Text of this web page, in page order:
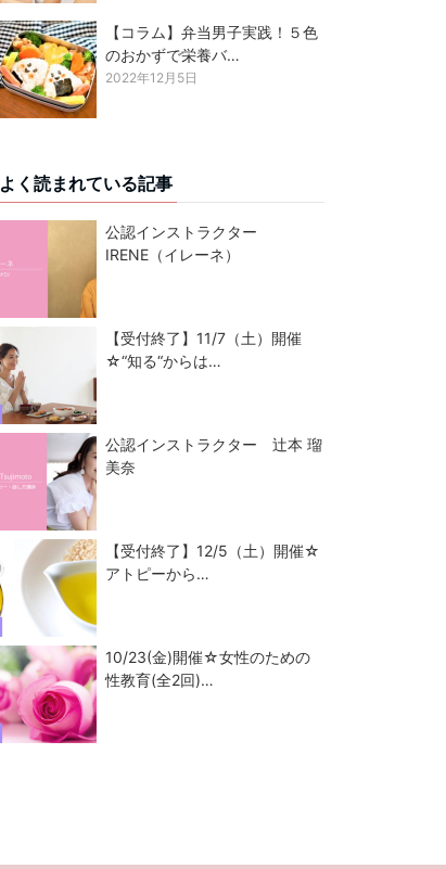
【コラム】弁当男子実践！５色
のおかずで栄養バ…
2022年12月5日
よく読まれている記事
公認インストラクター
IRENE（イレーネ）
【受付終了】11/7（土）開催
☆“知る“からは…
公認インストラクター 辻本 瑠
美奈
【受付終了】12/5（土）開催☆
アトピーから…
10/23(金)開催☆女性のための
性教育(全2回)…